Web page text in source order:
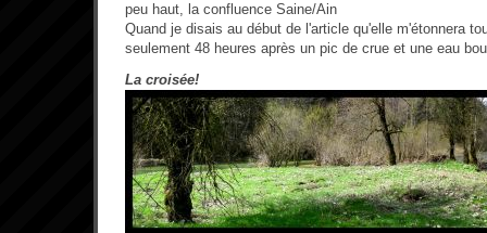
peu haut, la confluence Saine/Ain
Quand je disais au début de l'article qu'elle m'étonnera
seulement 48 heures après un pic de crue et une eau
La croisée!